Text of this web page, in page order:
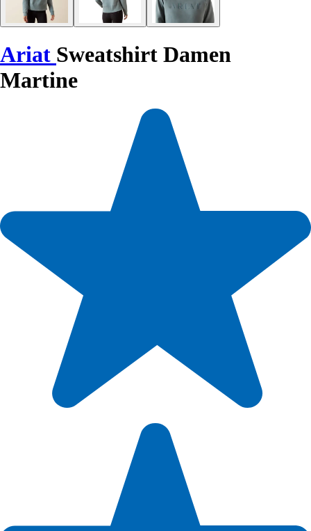
Ariat Sweatshirt Damen
Martine